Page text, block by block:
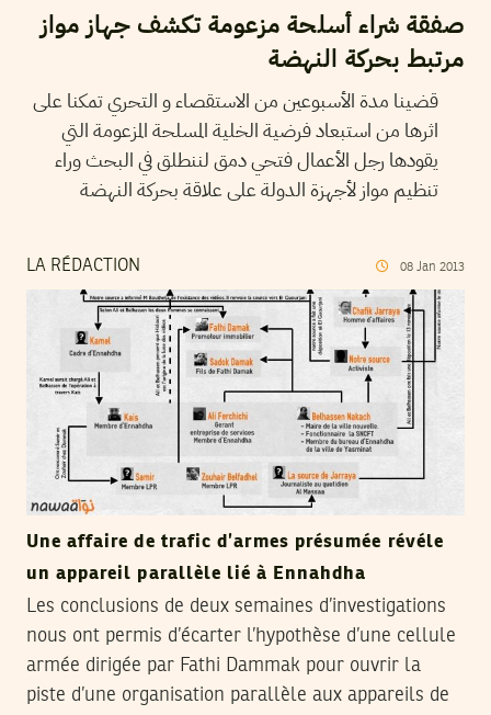
صفقة شراء أسلحة مزعومة تكشف جهاز مواز
مرتبط بحركة النهضة
قضينا مدة الأسبوعين من الاستقصاء و التحري تمكنا على
اثرها من استبعاد فرضية الخلية المسلحة المزعومة التي
يقودها رجل الأعمال فتحي دمق لننطلق في البحث وراء
تنظيم مواز لأجهزة الدولة على علاقة بحركة النهضة
LA RÉDACTION 08 Jan 2013
Une affaire de trafic d’armes présumée révéle
un appareil parallèle lié à Ennahdha
Les conclusions de deux semaines d’investigations
nous ont permis d’écarter l’hypothèse d’une cellule
armée dirigée par Fathi Dammak pour ouvrir la
piste d’une organisation parallèle aux appareils de